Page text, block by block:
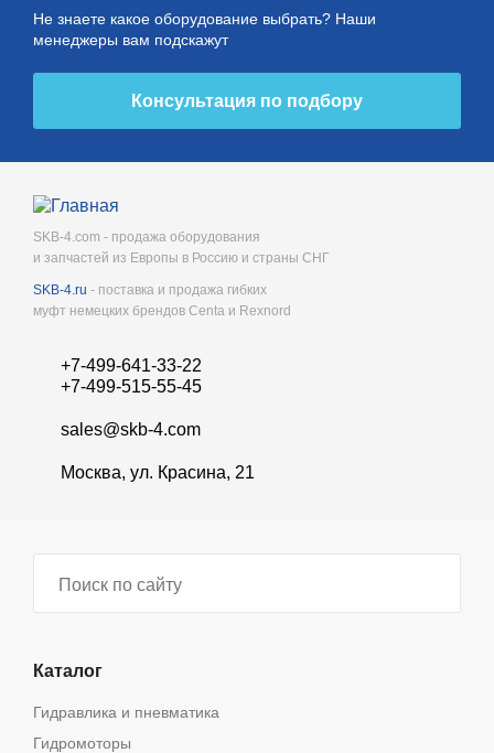
Не знаете какое оборудование выбрать? Наши
менеджеры вам подскажут
Консультация по подбору
SKB-4.com - продажа оборудования
и запчастей из Европы в Россию и страны СНГ
SKB-4.ru - поставка и продажа гибких
муфт немецких брендов Centa и Rexnord
+7-499-641-33-22
+7-499-515-55-45
sales@skb-4.com
Москва, ул. Красина, 21
Каталог
Гидравлика и пневматика
Гидромоторы